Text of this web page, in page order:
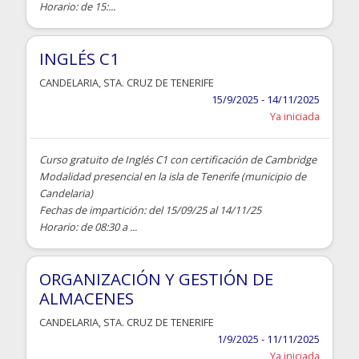
Horario: de 15:...
INGLÉS C1
CANDELARIA, STA. CRUZ DE TENERIFE
15/9/2025 - 14/11/2025
Ya iniciada
Curso gratuito de Inglés C1 con certificación de Cambridge
Modalidad presencial en la isla de Tenerife (municipio de
Candelaria)
Fechas de impartición: del 15/09/25 al 14/11/25
Horario: de 08:30 a ...
ORGANIZACIÓN Y GESTIÓN DE
ALMACENES
CANDELARIA, STA. CRUZ DE TENERIFE
1/9/2025 - 11/11/2025
Ya iniciada